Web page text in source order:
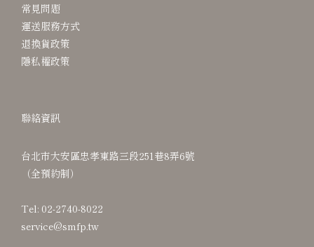
常見問題
運送服務方式
退換貨政策
隱私權政策
聯絡資訊
台北市大安區忠孝東路三段251巷8弄6號
（全預約制）
Tel: 02-2740-8022
service@smfp.tw